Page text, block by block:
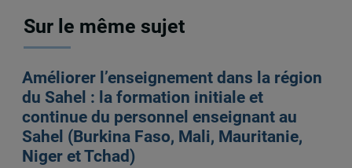
Sur le même sujet
Améliorer l’enseignement dans la région
du Sahel : la formation initiale et
continue du personnel enseignant au
Sahel (Burkina Faso, Mali, Mauritanie,
Niger et Tchad)